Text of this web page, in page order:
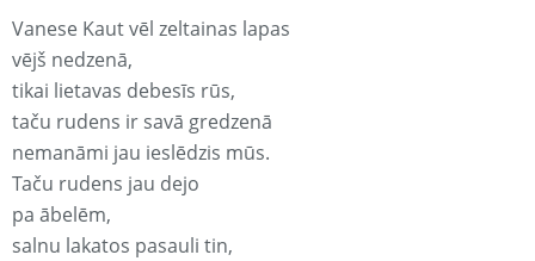
Vanese Kaut vēl zeltainas lapas
vējš nedzenā,
tikai lietavas debesīs rūs,
taču rudens ir savā gredzenā
nemanāmi jau ieslēdzis mūs.
Taču rudens jau dejo
pa ābelēm,
salnu lakatos pasauli tin,